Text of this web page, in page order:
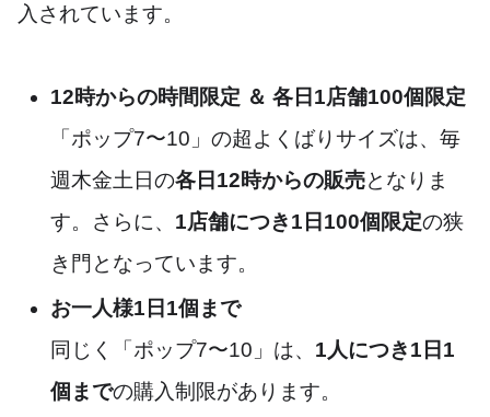
入されています。
12時からの時間限定 ＆ 各日1店舗100個限定
「ポップ7〜10」の超よくばりサイズは、毎
週木金土日の各日12時からの販売となりま
す。さらに、 1店舗につき1日100個限定の狭
き門となっています。
お一人様1日1個まで
同じく「ポップ7〜10」は、 1人につき1日1
個までの購入制限があります。